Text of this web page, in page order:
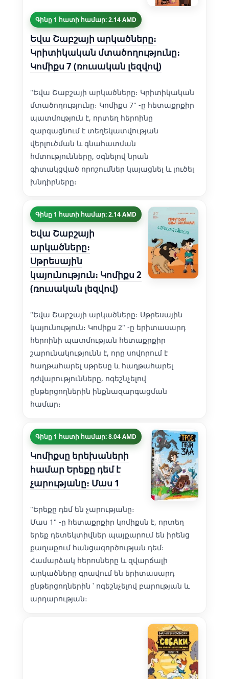
Գինը 1 հատի համար: 2.14 AMD
Եվա Շաբշայի արկածները։
Կրիտիկական մտածողությունը։
Կոմիքս 7 (ռուսական լեզվով)
"Եվա Շաբշայի արկածները։ Կրիտիկական
մտածողությունը։ Կոմիքս 7" -ը հետաքրքիր
պատմություն է, որտեղ հերոինը
զարգացնում է տեղեկատվության
վերլուծման և գնահատման
հմտությունները, օգնելով նրան
գիտակցված որոշումներ կայացնել և լուծել
խնդիրները։
Գինը 1 հատի համար: 2.14 AMD
Եվա Շաբշայի
արկածները։
Սթրեսային
կայունություն։ Կոմիքս 2
(ռուսական լեզվով)
"Եվա Շաբշայի արկածները։ Սթրեսային
կայունություն։ Կոմիքս 2" -ը երիտասարդ
հերոինի պատմության հետաքրքիր
շարունակությունն է, որը սովորում է
հաղթահարել սթրեսը և հաղթահարել
դժվարությունները, ոգեշնչելով
ընթերցողներին ինքնազարգացման
համար։
Գինը 1 հատի համար: 8.04 AMD
Կոմիքսը երեխաների
համար Երեքը դեմ է
չարությանը։ Մաս 1
"Երեքը դեմ են չարությանը։
Մաս 1" -ը հետաքրքիր կոմիքսն է, որտեղ
երեք դետեկտիվներ պայքարում են իրենց
քաղաքում հանցագործության դեմ։
Համարձակ հերոսները և զվարճալի
արկածները գրավում են երիտասարդ
ընթերցողներին ՝ ոգեշնչելով բարության և
արդարության։